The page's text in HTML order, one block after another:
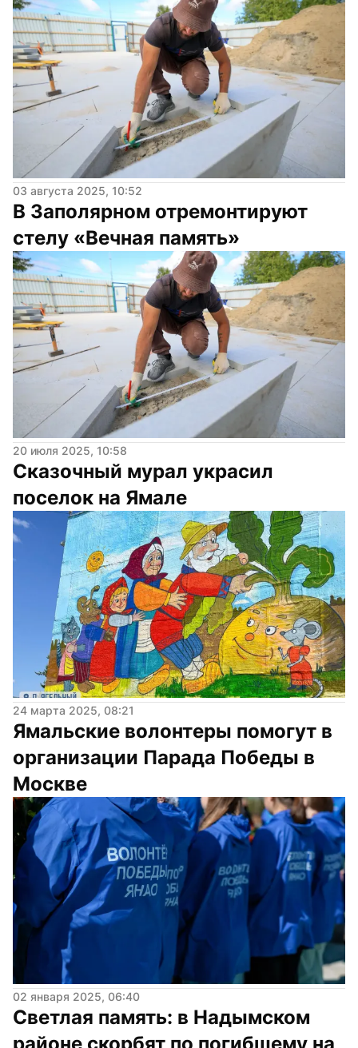
03 августа 2025, 10:52
В Заполярном отремонтируют
стелу «Вечная память»
20 июля 2025, 10:58
Сказочный мурал украсил
поселок на Ямале
24 марта 2025, 08:21
Ямальские волонтеры помогут в
организации Парада Победы в
Москве
02 января 2025, 06:40
Светлая память: в Надымском